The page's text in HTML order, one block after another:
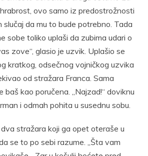
ovo samo iz predostrožnosti
da mu to bude potrebno. Tada
sobe toliko uplaši da zubima udari o
zove“, glasio je uzvik. Uplašio se
kratkog, odsečnog vojničkog uzvika
od stražara Franca. Sama
baš kao poručena. „Najzad!“ doviknu
i odmah pohita u susednu sobu.
stražara koji ga opet oteraše u
se to po sebi razume. „Šta vam